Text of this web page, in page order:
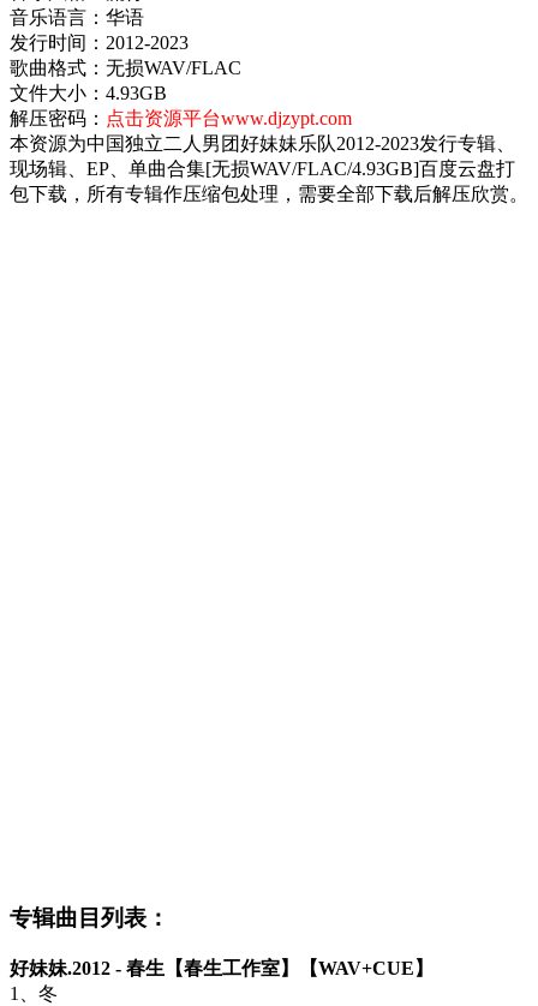
音乐语言：华语
发行时间：2012-2023
歌曲格式：无损WAV/FLAC
文件大小：4.93GB
解压密码： 点击资源平台www.djzypt.com
本资源为中国独立二人男团好妹妹乐队2012-2023发行专辑、
现场辑、EP、单曲合集[无损WAV/FLAC/4.93GB]百度云盘打
包下载，所有专辑作压缩包处理，需要全部下载后解压欣赏。
专辑曲目列表：
好妹妹.2012 - 春生【春生工作室】【WAV+CUE】
1、冬